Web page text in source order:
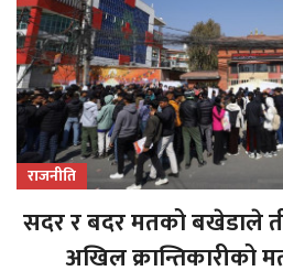
राजनीति
सदर र बदर मतको बखेडाले
अखिल क्रान्तिकारीको